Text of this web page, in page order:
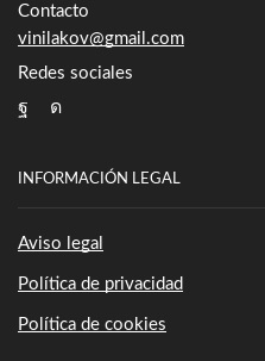
Contacto
vinilakov@gmail.com
Redes sociales
Facebook
Instagram
INFORMACIÓN LEGAL
Aviso legal
Política de privacidad
Política de cookies